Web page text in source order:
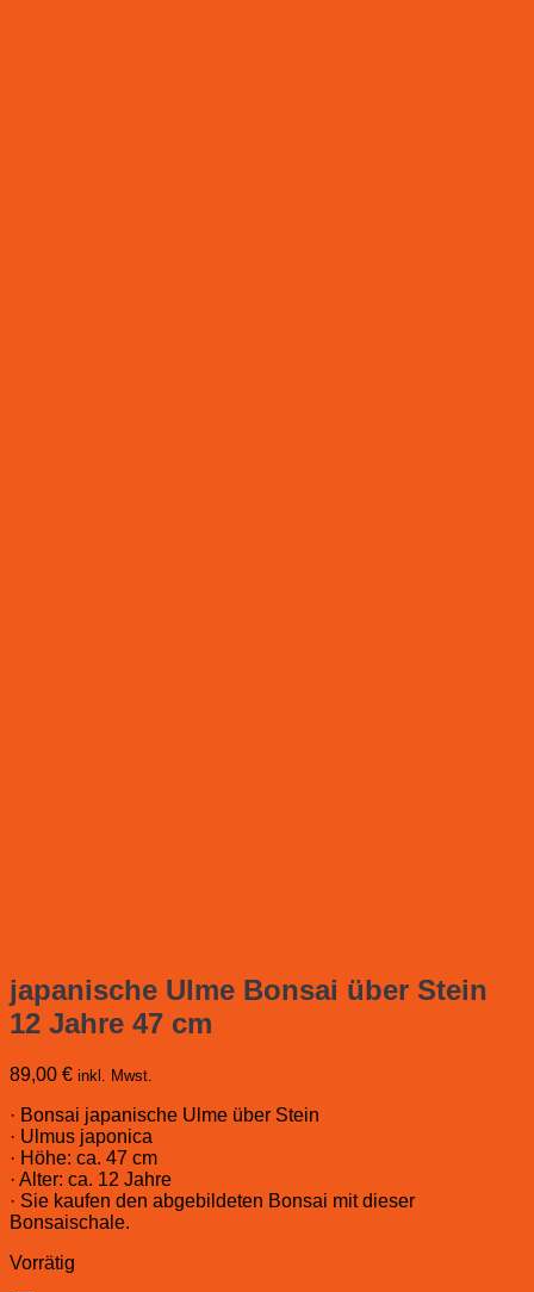
japanische Ulme Bonsai über Stein
12 Jahre 47 cm
89,00 € inkl. Mwst.
· Bonsai japanische Ulme über Stein
· Ulmus japonica
· Höhe: ca. 47 cm
· Alter: ca. 12 Jahre
· Sie kaufen den abgebildeten Bonsai mit dieser
Bonsaischale.
Vorrätig